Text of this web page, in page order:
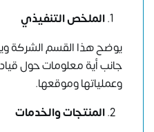
الملخص التنفيذي
يوضح هذا القسم الشركة
جانب أية معلومات حول
وعملياتها وموقعها.
المنتجات والخدمات